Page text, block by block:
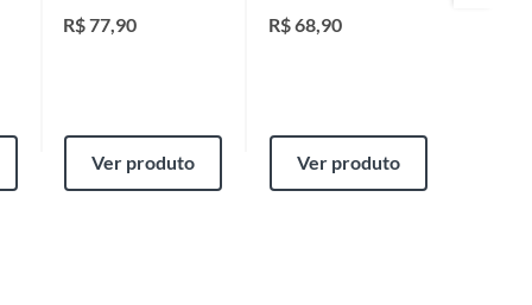
R$77,90
Ver produto
R$68,90
Ver produto